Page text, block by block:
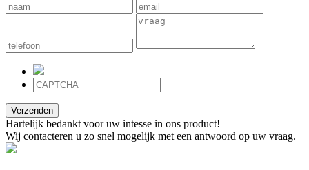
Verzenden
Hartelijk bedankt voor uw intesse in ons product!
Wij contacteren u zo snel mogelijk met een antwoord op uw vraag.